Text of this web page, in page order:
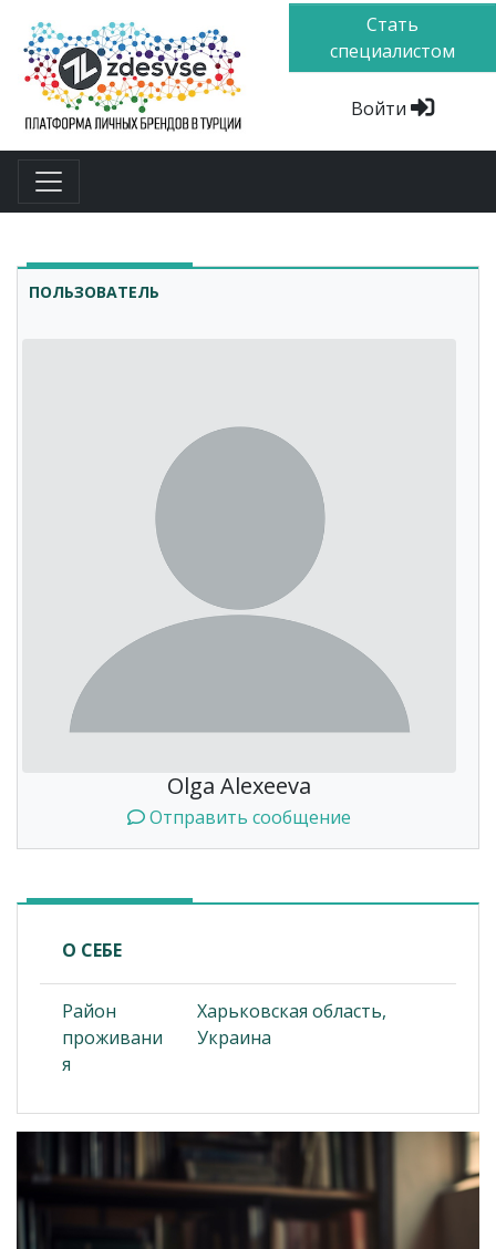
Стать
специалистом
Войти
ПОЛЬЗОВАТЕЛЬ
Olga Alexeeva
Отправить сообщение
О СЕБЕ
Район
проживани
я
Харьковская область,
Украина